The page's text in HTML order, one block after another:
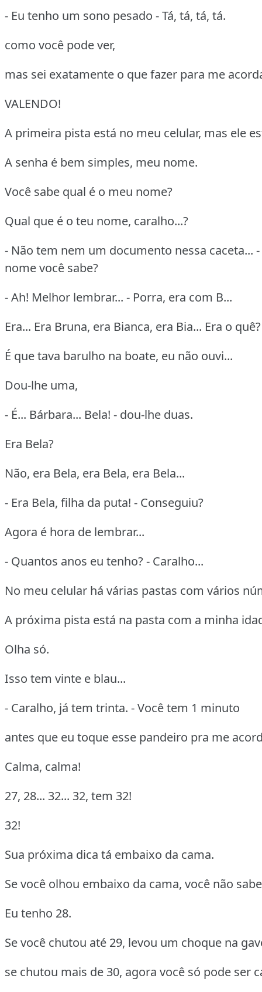
- Eu tenho um sono pesado - Tá, tá, tá, tá.
como você pode ver,
mas sei exatamente o que fazer para me
VALENDO!
A primeira pista está no meu celular, mas ele
A senha é bem simples, meu nome.
Você sabe qual é o meu nome?
Qual que é o teu nome, caralho...?
- Não tem nem um documento nessa caceta...
nome você sabe?
- Ah! Melhor lembrar... - Porra, era com B...
Era... Era Bruna, era Bianca, era Bia... Era o quê?
É que tava barulho na boate, eu não ouvi...
Dou-lhe uma,
- É... Bárbara... Bela! - dou-lhe duas.
Era Bela?
Não, era Bela, era Bela, era Bela...
- Era Bela, filha da puta! - Conseguiu?
Agora é hora de lembrar...
- Quantos anos eu tenho? - Caralho...
No meu celular há várias pastas com vários
A próxima pista está na pasta com a minha
Olha só.
Isso tem vinte e blau...
- Caralho, já tem trinta. - Você tem 1 minuto
antes que eu toque esse pandeiro pra me
Calma, calma!
27, 28... 32... 32, tem 32!
32!
Sua próxima dica tá embaixo da cama.
Se você olhou embaixo da cama, você não
Eu tenho 28.
Se você chutou até 29, levou um choque na
se chutou mais de 30, agora você só pode ser